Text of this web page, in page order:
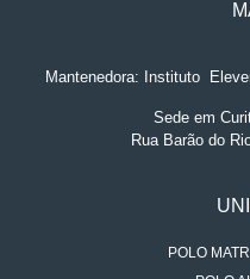
Mantenedora: Instituto.
Sede em
Rua Barão do
POLO